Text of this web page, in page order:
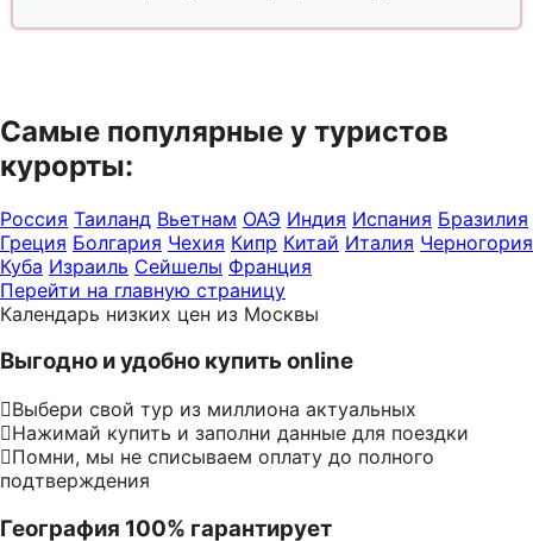
Самые популярные у туристов
курорты:
Россия Таиланд Вьетнам ОАЭ Индия Испания Бразилия
Греция Болгария Чехия Кипр Китай Италия Черногория
Куба Израиль Сейшелы Франция
Перейти на главную страницу
Календарь низких цен из Москвы
Выгодно и удобно купить online
Выбери свой тур из миллиона актуальных
Нажимай купить и заполни данные для поездки
Помни, мы не списываем оплату до полного
подтверждения
География 100% гарантирует